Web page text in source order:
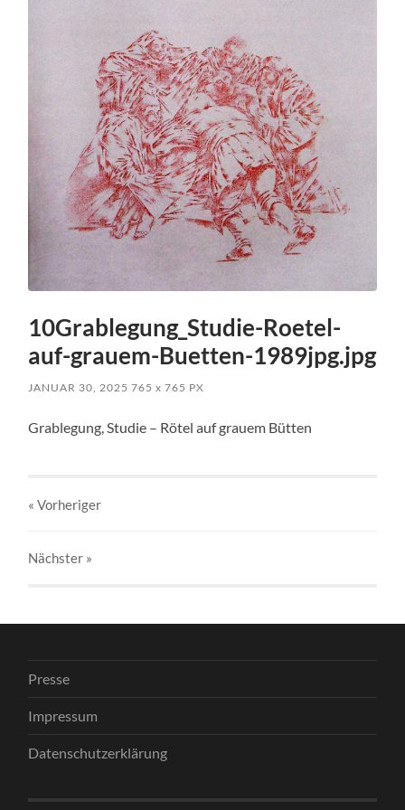
10Grablegung_Studie-Roetel-
auf-grauem-Buetten-1989jpg.jpg
JANUAR 30, 2025 765x 765 PX
Grablegung, Studie – Rötel auf grauem Bütten
« Vorheriger
Nächster »
Presse
Impressum
Datenschutzerklärung